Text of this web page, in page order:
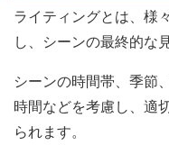
ライティングとは、様
し、シーンの最終的な
シーンの時間帯、季節
時間などを考慮し、適
られます。